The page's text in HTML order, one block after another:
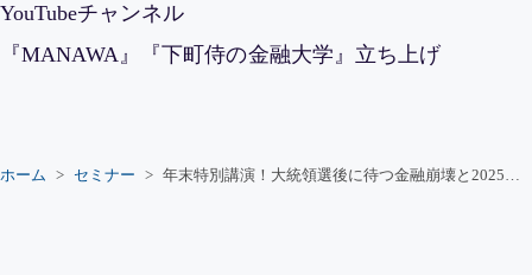
YouTubeチャンネル
『MANAWA』『下町侍の金融大学』立ち上げ
ホーム セミナー 年末特別講演！大統領選後に待つ金融崩壊と2025年の勝者を分ける投資戦略 ～下町侍が語る、成功への道～